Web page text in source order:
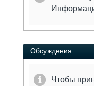
Обсуждения
Чтобы